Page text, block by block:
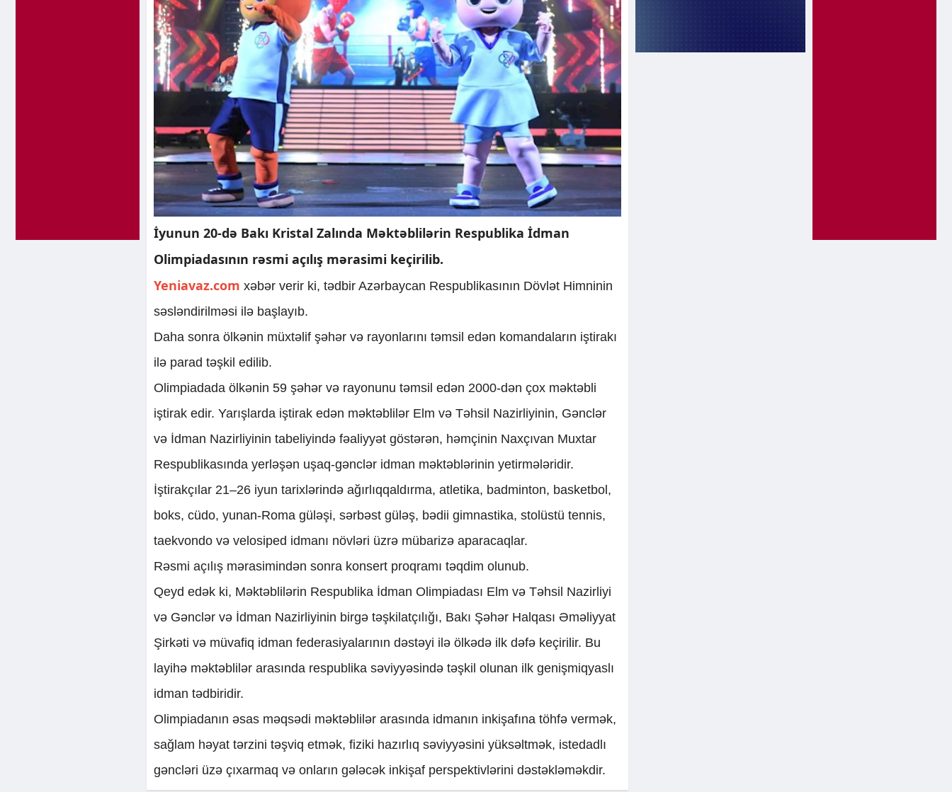
İyunun 20-də Bakı Kristal Zalında Məktəblilərin Respublika İdman
Olimpiadasının rəsmi açılış mərasimi keçirilib.
Yeniavaz.com xəbər verir ki, tədbir Azərbaycan Respublikasının Dövlət Himninin
səsləndirilməsi ilə başlayıb.
Daha sonra ölkənin müxtəlif şəhər və rayonlarını təmsil edən komandaların iştirakı
ilə parad təşkil edilib.
Olimpiadada ölkənin 59 şəhər və rayonunu təmsil edən 2000-dən çox məktəbli
iştirak edir. Yarışlarda iştirak edən məktəblilər Elm və Təhsil Nazirliyinin, Gənclər
və İdman Nazirliyinin tabeliyində fəaliyyət göstərən, həmçinin Naxçıvan Muxtar
Respublikasında yerləşən uşaq-gənclər idman məktəblərinin yetirmələridir.
İştirakçılar 21–26 iyun tarixlərində ağırlıqqaldırma, atletika, badminton, basketbol,
boks, cüdo, yunan-Roma güləşi, sərbəst güləş, bədii gimnastika, stolüstü tennis,
taekvondo və velosiped idmanı növləri üzrə mübarizə aparacaqlar.
Rəsmi açılış mərasimindən sonra konsert proqramı təqdim olunub.
Qeyd edək ki, Məktəblilərin Respublika İdman Olimpiadası Elm və Təhsil Nazirliyi
və Gənclər və İdman Nazirliyinin birgə təşkilatçılığı, Bakı Şəhər Halqası Əməliyyat
Şirkəti və müvafiq idman federasiyalarının dəstəyi ilə ölkədə ilk dəfə keçirilir. Bu
layihə məktəblilər arasında respublika səviyyəsində təşkil olunan ilk genişmiqyaslı
idman tədbiridir.
Olimpiadanın əsas məqsədi məktəblilər arasında idmanın inkişafına töhfə vermək,
sağlam həyat tərzini təşviq etmək, fiziki hazırlıq səviyyəsini yüksəltmək, istedadlı
gəncləri üzə çıxarmaq və onların gələcək inkişaf perspektivlərini dəstəkləməkdir.